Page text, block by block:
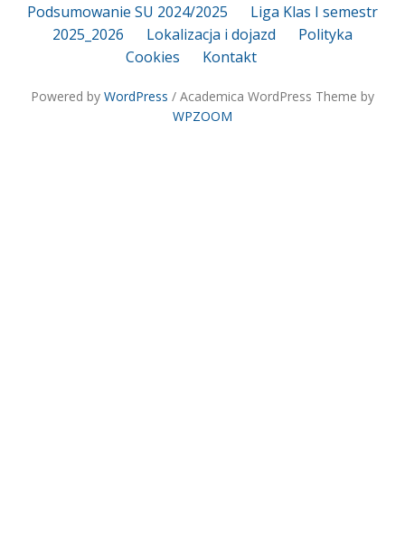
Podsumowanie SU 2024/2025
Liga Klas I semestr
2025_2026
Lokalizacja i dojazd
Polityka
Cookies
Kontakt
Powered by WordPress / Academica WordPress Theme by
WPZOOM